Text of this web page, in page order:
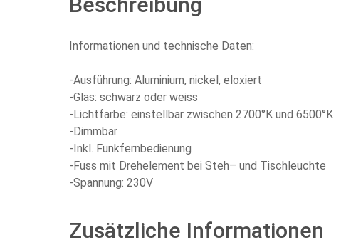
Informationen und technische Daten:
-Ausführung: Aluminium, nickel, eloxiert
-Glas: schwarz oder weiss
-Lichtfarbe: einstellbar zwischen 2700°K und 6500°K
-Dimmbar
-Inkl. Funkfernbedienung
-Fuss mit Drehelement bei Steh– und Tischleuchte
-Spannung: 230V
Zusätzliche Informationen